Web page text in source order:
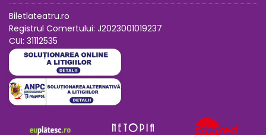
Biletlateatru.ro
Registrul Comertului: J2023001019237
CUI: 31112535